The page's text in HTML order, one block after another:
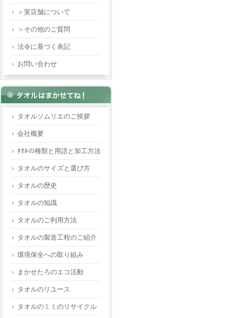
＞実店舗について
＞その他のご質問
法令に基づく表記
お問い合わせ
タオルソムリエのご挨拶
会社概要
ﾀｵﾙの種類と用語と加工方法
タオルのサイズと選び方
タオルの歴史
タオルの知識
タオルのご利用方法
タオルの製造工程のご紹介
環境保全への取り組み
まかせたろのエコ活動
タオルのリユース
タオルのミミのリサイクル